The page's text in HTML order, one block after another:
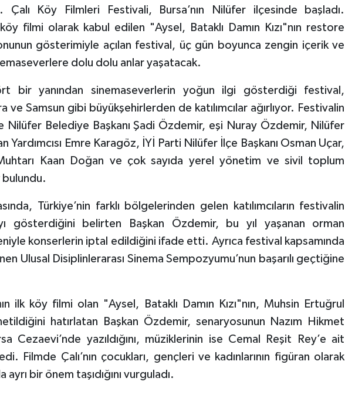
Çalı Köy Filmleri Festivali, Bursa’nın Nilüfer ilçesinde başladı.
filmi olarak kabul edilen "Aysel, Bataklı Damın Kızı"nın restore
gösterimiyle açılan festival, üç gün boyunca zengin içerik ve
dolu dolu anlar yaşatacak.
bir yanından sinemaseverlerin yoğun ilgi gösterdiği festival,
ve Samsun gibi büyükşehirlerden de katılımcılar ağırlıyor. Festivalin
Nilüfer Belediye Başkanı Şadi Özdemir, eşi Nuray Özdemir, Nilüfer
Yardımcısı Emre Karagöz, İYİ Parti Nilüfer İlçe Başkanı Osman Uçar,
Kaan Doğan ve çok sayıda yerel yönetim ve sivil toplum
bulundu.
Türkiye’nin farklı bölgelerinden gelen katılımcıların festivalin
gösterdiğini belirten Başkan Özdemir, bu yıl yaşanan orman
konserlerin iptal edildiğini ifade etti. Ayrıca festival kapsamında
Ulusal Disiplinlerarası Sinema Sempozyumu’nun başarılı geçtiğine
ilk köy filmi olan "Aysel, Bataklı Damın Kızı"nın, Muhsin Ertuğrul
hatırlatan Başkan Özdemir, senaryosunun Nazım Hikmet
Cezaevi’nde yazıldığını, müziklerinin ise Cemal Reşit Rey’e ait
Filmde Çalı’nın çocukları, gençleri ve kadınlarının figüran olarak
ayrı bir önem taşıdığını vurguladı.